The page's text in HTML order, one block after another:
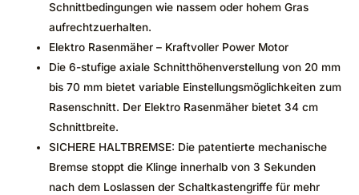
Schnittbedingungen wie nassem oder hohem Gras
aufrechtzuerhalten.
Elektro Rasenmäher – Kraftvoller Power Motor
Die 6-stufige axiale Schnitthöhenverstellung von 20 mm
bis 70 mm bietet variable Einstellungsmöglichkeiten zum
Rasenschnitt. Der Elektro Rasenmäher bietet 34 cm
Schnittbreite.
SICHERE HALTBREMSE: Die patentierte mechanische
Bremse stoppt die Klinge innerhalb von 3 Sekunden
nach dem Loslassen der Schaltkastengriffe für mehr